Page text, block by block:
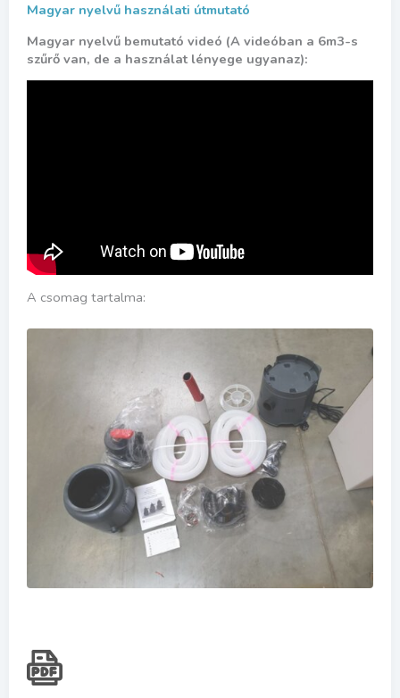
Magyar nyelvű használati útmutató
Magyar nyelvű bemutató videó (A videóban a 6m3-s
szűrő van, de a használat lényege ugyanaz):
A csomag tartalma: